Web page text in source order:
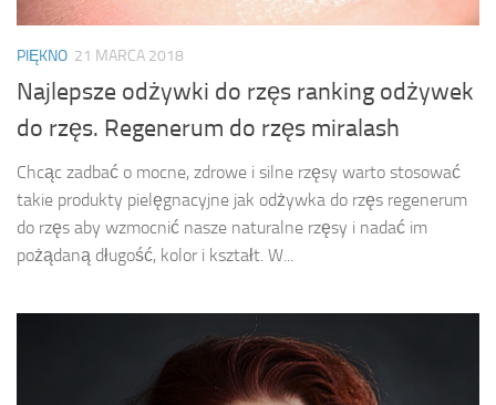
PIĘKNO 21 MARCA 2018
Najlepsze odżywki do rzęs ranking odżywek
do rzęs. Regenerum do rzęs miralash
Chcąc zadbać o mocne, zdrowe i silne rzęsy warto stosować
takie produkty pielęgnacyjne jak odżywka do rzęs regenerum
do rzęs aby wzmocnić nasze naturalne rzęsy i nadać im
pożądaną długość, kolor i kształt. W...